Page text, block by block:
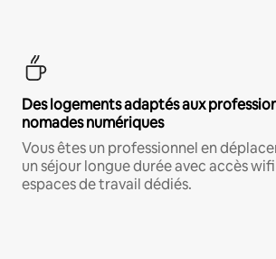
Des logements adaptés aux
nomades numériques
Vous êtes un professionnel en
un séjour longue durée avec accès
espaces de travail dédiés.